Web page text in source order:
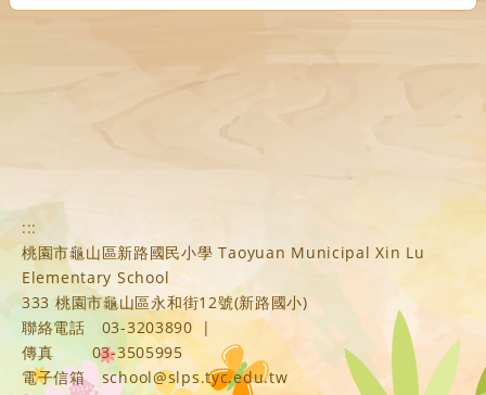
:::
桃園市龜山區新路國民小學 Taoyuan Municipal Xin Lu
Elementary School
333 桃園市龜山區永和街12號(新路國小)
聯絡電話
03-3203890
|
傳真
03-3505995
電子信箱
school@slps.tyc.edu.tw